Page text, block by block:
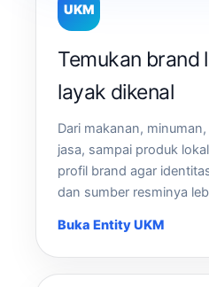
UKM
Temukan brand
layak dikenal
Dari makanan,
jasa, sampai produk
profil brand agar
dan sumber resminya
Buka Entity UKM